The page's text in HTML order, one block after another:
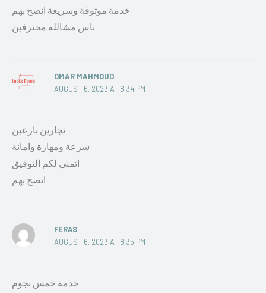
خدمة موثوقة وسريعة انصح بهم
ناس مشالله محترفين
OMAR MAHMOUD
AUGUST 6, 2023 AT 8:34 PM
نجارين بارعين
سرعة ومهارة وامانة
اتمنى لكم التوفيق
انصح بهم
FERAS
AUGUST 6, 2023 AT 8:35 PM
خدمة خمس نجوم